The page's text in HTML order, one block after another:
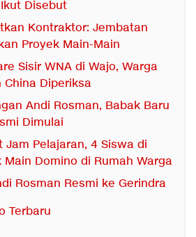
Disebut
Kontraktor: Jembatan
Proyek Main-Main
Sisir WNA di Wajo, Warga
China Diperiksa
Andi Rosman, Babak Baru
Dimulai
Jam Pelajaran, 4 Siswa di
Main Domino di Rumah Warga
Rosman Resmi ke Gerindra
Terbaru